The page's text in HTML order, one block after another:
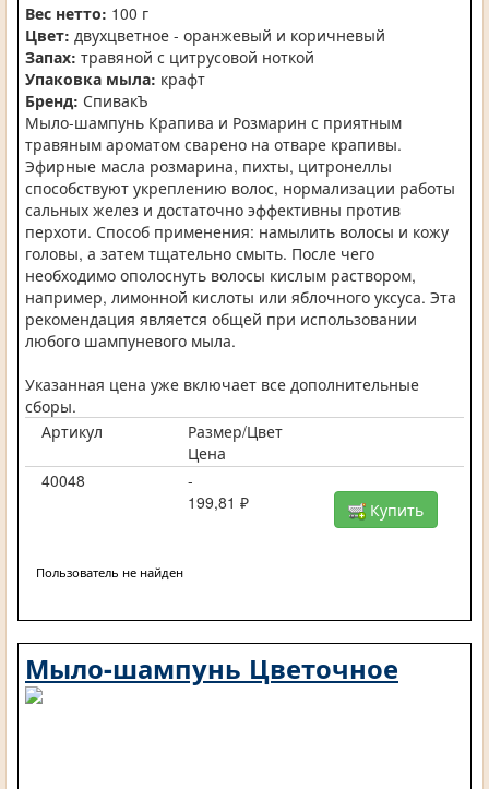
Вес нетто: 100 г
Цвет: двухцветное - оранжевый и коричневый
Запах: травяной с цитрусовой ноткой
Упаковка мыла: крафт
Бренд: СпивакЪ
Мыло-шампунь Крапива и Розмарин с приятным
травяным ароматом сварено на отваре крапивы.
Эфирные масла розмарина, пихты, цитронеллы
способствуют укреплению волос, нормализации работы
сальных желез и достаточно эффективны против
перхоти. Способ применения: намылить волосы и кожу
головы, а затем тщательно смыть. После чего
необходимо ополоснуть волосы кислым раствором,
например, лимонной кислоты или яблочного уксуса. Эта
рекомендация является общей при использовании
любого шампуневого мыла.
Указанная цена уже включает все дополнительные
сборы.
Артикул
Размер/Цвет
Цена
40048
-
199,81 ₽
Купить
Пользователь не найден
Мыло-шампунь Цветочное